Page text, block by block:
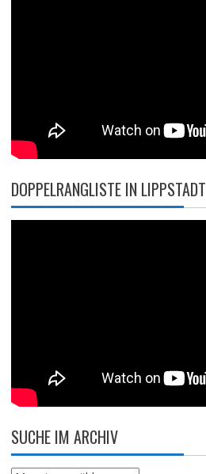
DOPPELRANGLISTE IN LIPPSTADT
SUCHE IM ARCHIV